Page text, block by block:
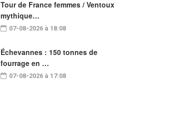
Tour de France femmes / Ventoux
mythique…
07-08-2026 à 18:08
Échevannes : 150 tonnes de
fourrage en …
07-08-2026 à 17:08